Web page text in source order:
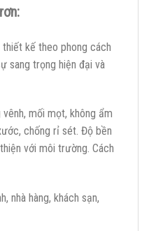
kế theo phong cách
sang trọng hiện đại và
mối mọt, không ẩm
chống rỉ sét. Độ bền
với môi trường. Cách
nhà hàng, khách sạn,